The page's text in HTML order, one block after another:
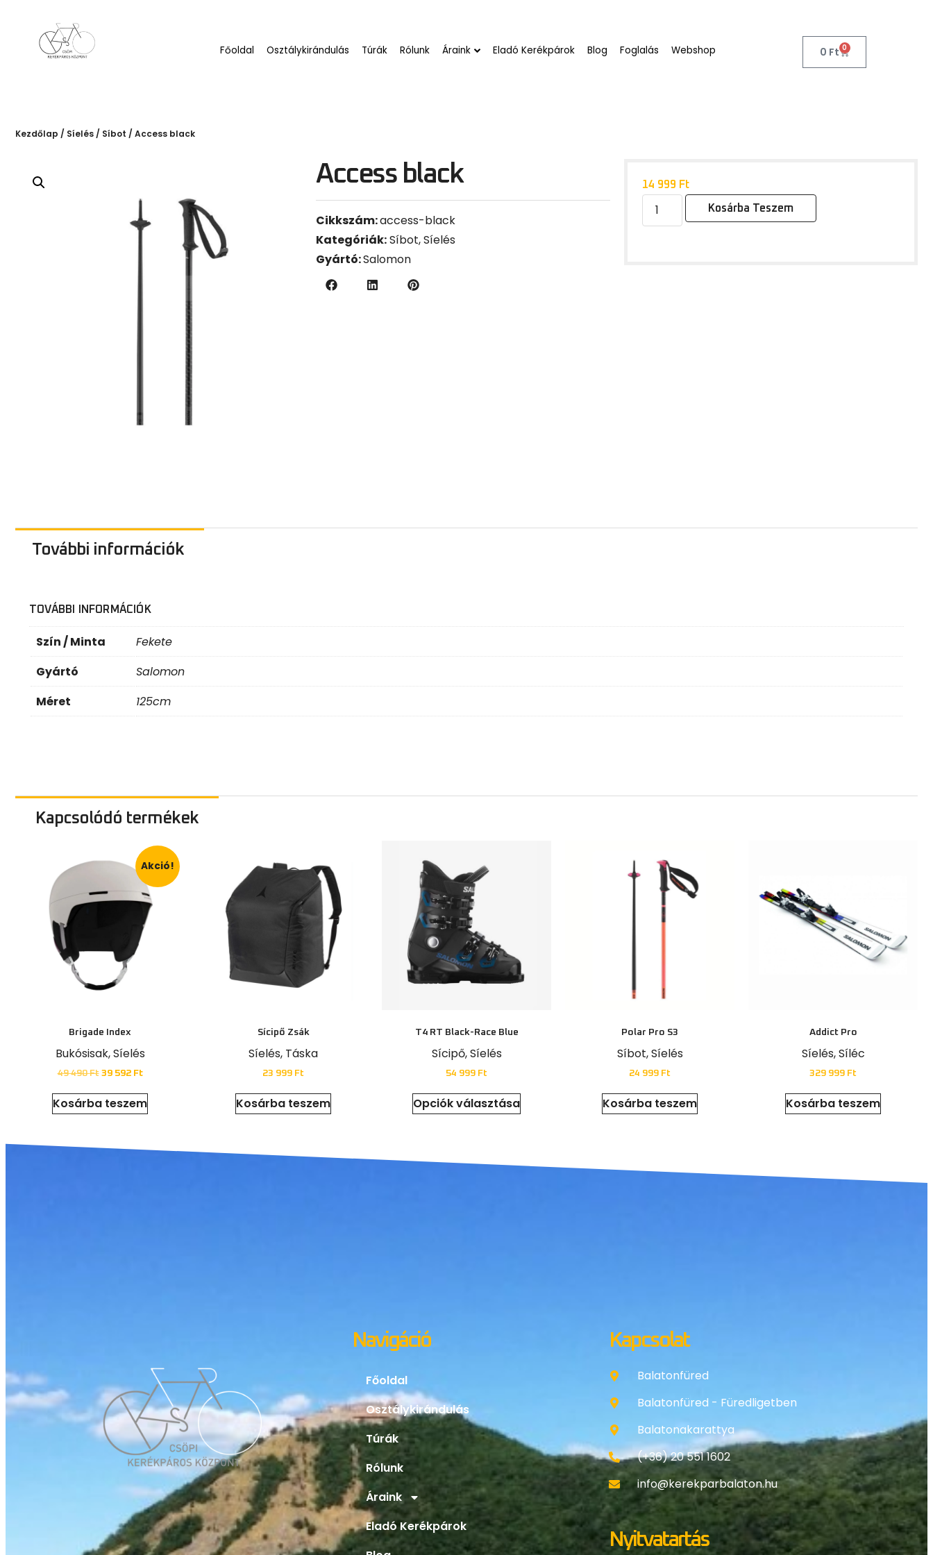
Főoldal Osztálykirándulás Túrák Rólunk Áraink Eladó Kerékpárok Blog Foglalás Webshop 0 Ft 0
Kezdőlap / Síelés / Síbot / Access black
Access black
Cikkszám:access-black
Kategóriák:Síbot ,Síelés
Gyártó:Salomon
14 999 Ft
Kosárba Teszem
További információk
TOVÁBBI INFORMÁCIÓK
Szín / Minta
Fekete
Gyártó
Salomon
Méret
125cm
Kapcsolódó termékek
Akció!
Brigade Index
Bukósisak, Síelés
49 490 Ft 39 592 Ft
Kosárba teszem
Sícipő Zsák
Síelés Táska
23 999 Ft
Kosárba teszem
T4 RT Black-Race Blue
Sícipő Síelés
54 999 Ft
Opciók választása
Polar Pro S3
Síbot Síelés
24 999 Ft
Kosárba teszem
Addict Pro
Síelés Síléc
329 999 Ft
Kosárba teszem
Navigáció
Főoldal
Osztálykirándulás
Túrák
Rólunk
Áraink
Eladó Kerékpárok
Blog
Kapcsolat
Balatonfüred
Balatonfüred - Füredligetben
Balatonakarattya
(+36) 20 551 1602
info@kerekparbalaton.hu
Nyitvatartás